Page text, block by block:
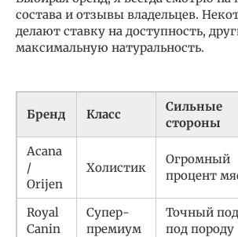
состава и отзывы владельцев.
делают ставку на доступность,
максимальную натуральность.
Бренд Класс
Сильные
стороны
Acana
/
Orijen
Холистик
Огромный
процент
Royal
Canin
Супер-
премиум
Точный
под породу